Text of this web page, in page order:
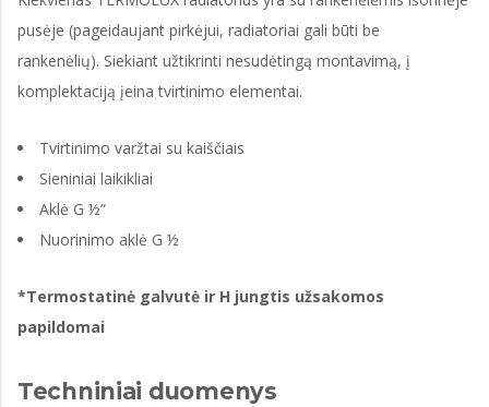
pusėje (pageidaujant pirkėjui, radiatoriai gali būti be
rankenėlių). Siekiant užtikrinti nesudėtingą montavimą, į
komplektaciją įeina tvirtinimo elementai.
Tvirtinimo varžtai su kaiščiais
Sieniniai laikikliai
Aklė G ½“
Nuorinimo aklė G ½
*Termostatinė galvutė ir H jungtis užsakomos
papildomai
Techniniai duomenys